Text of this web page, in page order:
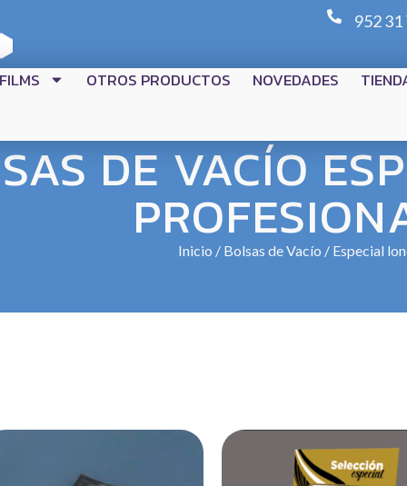
952 31
FILMS OTROS PRODUCTOS NOVEDADES
DE VACÍO
Inicio / Bolsas de Vacío / Especial